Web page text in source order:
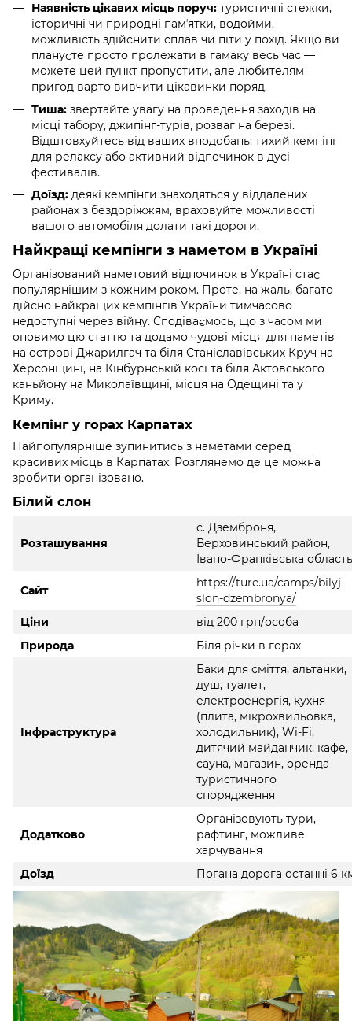
Наявність цікавих місць поруч: туристичні стежки,
історичні чи природні памʼятки, водойми,
можливість здійснити сплав чи піти у похід. Якщо ви
плануєте просто пролежати в гамаку весь час —
можете цей пункт пропустити, але любителям
пригод варто вивчити цікавинки поряд.
Тиша: звертайте увагу на проведення заходів на
місці табору, джипінг-турів, розваг на березі.
Відштовхуйтесь від ваших вподобань: тихий кемпінг
для релаксу або активний відпочинок в дусі
фестивалів.
Доїзд: деякі кемпінги знаходяться у віддалених
районах з бездоріжжям, враховуйте можливості
вашого автомобіля долати такі дороги.
Найкращі кемпінги з наметом в Україні
Організований наметовий відпочинок в Україні стає
популярнішим з кожним роком. Проте, на жаль, багато
дійсно найкращих кемпінгів України тимчасово
недоступні через війну. Сподіваємось, що з часом ми
оновимо цю статтю та додамо чудові місця для наметів
на острові Джарилгач та біля Станіславівських Круч на
Херсонщині, на Кінбурнській косі та біля Актовського
каньйону на Миколаївщині, місця на Одещині та у
Криму.
Кемпінг у горах Карпатах
Найпопулярніше зупинитись з наметами серед
красивих місць в Карпатах. Розглянемо де це можна
зробити організовано.
Білий слон
Розташування
с. Дземброня,
Верховинський район,
Івано-Франківська область
Сайт
https://ture.ua/camps/bilyj-
slon-dzembronya/
Ціни
від 200 грн/особа
Природа
Біля річки в горах
Інфраструктура
Баки для сміття, альтанки,
душ, туалет,
електроенергія, кухня
(плита, мікрохвильовка,
холодильник), Wi-Fi,
дитячий майданчик, кафе,
сауна, магазин, оренда
туристичного
спорядження
Додатково
Організовують тури,
рафтинг, можливе
харчування
Доїзд
Погана дорога останні 6